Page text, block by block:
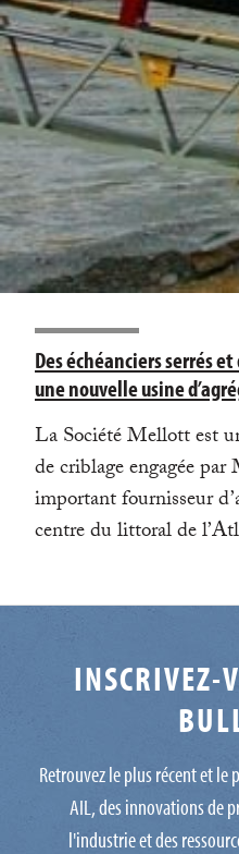
Des échéanciers serrés
une nouvelle usine
La Société Mellott est
de criblage engagée
important fournisseur
centre du littoral de
INSCRIVEZ-
Retrouvez le plus récent et
AIL, des innovations de
l'industrie et des